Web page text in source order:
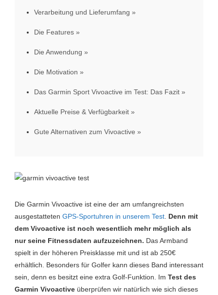
Verarbeitung und Lieferumfang
Die Features
Die Anwendung
Die Motivation
Das Garmin Sport Vivoactive im Test: Das Fazit
Aktuelle Preise & Verfügbarkeit
Gute Alternativen zum Vivoactive
Die Garmin Vivoactive ist eine der am umfangreichsten
ausgestatteten GPS-Sportuhren in unserem Test Denn mit
dem Vivoactive ist noch wesentlich mehr möglich als
nur seine Fitnessdaten aufzuzeichnen. Das Armband
spielt in der höheren Preisklasse mit und ist ab 250€
erhältlich. Besonders für Golfer kann dieses Band interessant
sein, denn es besitzt eine extra Golf-Funktion. Im Test des
Garmin Vivoactive überprüfen wir natürlich wie sich dieses